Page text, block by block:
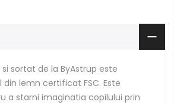
sortat de la ByAstrup este
lemn certificat FSC. Este
a starni imaginatia copilului prin